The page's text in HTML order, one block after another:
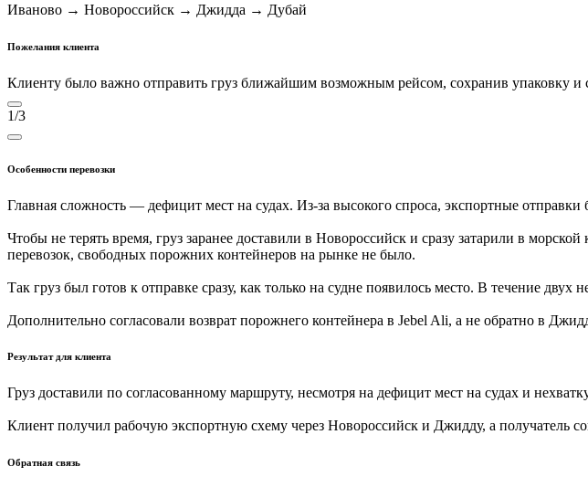
Иваново → Новороссийск → Джидда → Дубай
Пожелания клиента
Клиенту было важно отправить груз ближайшим возможным рейсом, сохранив упаковку и
1/3
Особенности перевозки
Главная сложность — дефицит мест на судах. Из-за высокого спроса, экспортные
Чтобы не терять время, груз заранее доставили в Новороссийск и сразу затарили в
перевозок, свободных порожних контейнеров на рынке не было.
Так груз был готов к отправке сразу, как только на судне появилось место. В течение
Дополнительно согласовали возврат порожнего контейнера в Jebel Ali, а не обратно в
Результат для клиента
Груз доставили по согласованному маршруту, несмотря на дефицит мест на судах и
Клиент получил рабочую экспортную схему через Новороссийск и Джидду, а получатель
Обратная связь